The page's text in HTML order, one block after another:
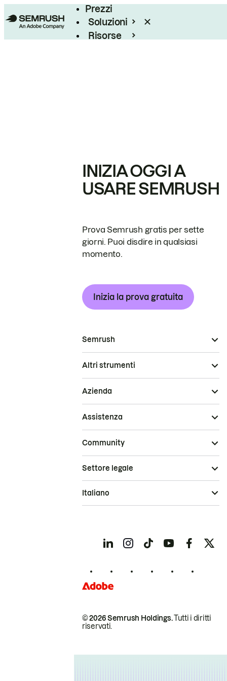
Prezzi
Soluzioni
Risorse
INIZIA OGGI A
USARE SEMRUSH
Prova Semrush gratis per sette
giorni. Puoi disdire in qualsiasi
momento.
Inizia la prova gratuita
Semrush
Altri strumenti
Azienda
Assistenza
Community
© 2026 Semrush Holdings.Tutti i diritti
riservati.
Settore legale
Italiano